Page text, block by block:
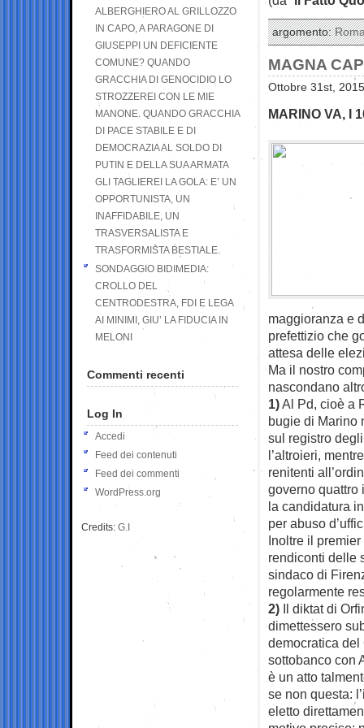
argomento:
MAGNA
Ottobre 31st,
MARINO VA, I
maggioranza e
prefettizio che
attesa delle
Ma il nostro
nascondano
1)Al Pd, cioè a
bugie di Marino
sul registro
l’altroieri,
renitenti
governo quattro
la candidatura
per abuso
Inoltre il
rendiconti delle
sindaco di
regolarmente
2) Il diktat di
dimettessero
democratica
sottobanco con
è un atto
se non questa:
eletto
ALBERGHIERO AL GRILLOZZO
IN CAPO, A PARAGONE DI
GIUSEPPI UN DEFICIENTE
COMUNE? QUANDO
GRACCHIA DI GENOCIDIO LO
STROZZEREI CON LE MIE
MANONE. QUANDO GRACCHIA
DI PACE STABILE E DI
DEMOCRAZIA AL SOLDO DI
PUTIN E DELLA SUA ARMATA
GLI TAGLIEREI LA GOLA: E’ UN
OPPORTUNISTA, UN
INAFFIDABILE, UN
TRASVERSALISTA E
TRASFORMISTA BESTIALE.
SONDAGGIO BIDIMEDIA:
CROLLO DEL
CENTRODESTRA, FDI E LEGA
AI MINIMI, GIU’ LA FIDUCIA IN
MELONI
Commenti recenti
Log In
Accedi
Feed dei contenuti
Feed dei commenti
WordPress.org
Credits: G.I